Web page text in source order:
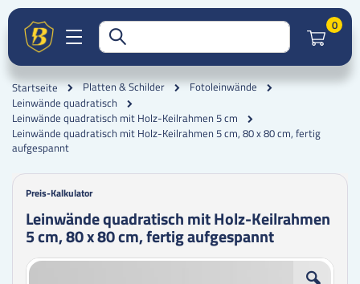
0
Startseite Platten & Schilder
Fotoleinwände
Leinwände quadratisch
Leinwände quadratisch mit Holz-Keilrahmen 5 cm
Leinwände quadratisch mit Holz-Keilrahmen 5 cm, 80 x 80 cm, fertig
aufgespannt
Preis-Kalkulator
Leinwände quadratisch mit Holz-Keilrahmen
5 cm, 80 x 80 cm, fertig aufgespannt
Zum
Zum